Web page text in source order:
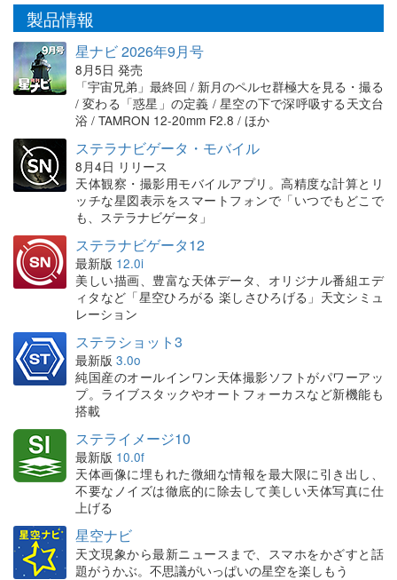
製品情報
星ナビ 2026年9月号
8月5日 発売
「宇宙兄弟」最終回 / 新月のペルセ群極大を見る・撮る
/ 変わる「惑星」の定義 / 星空の下で深呼吸する天文台
浴 / TAMRON 12-20mm F2.8 / ほか
ステラナビゲータ・モバイル
8月4日 リリース
天体観察・撮影用モバイルアプリ。高精度な計算とリ
ッチな星図表示をスマートフォンで「いつでもどこで
も、ステラナビゲータ」
ステラナビゲータ12
最新版 12.0i
美しい描画、豊富な天体データ、オリジナル番組エデ
ィタなど「星空ひろがる 楽しさひろげる」天文シミュ
レーション
ステラショット3
最新版 3.0o
純国産のオールインワン天体撮影ソフトがパワーアッ
プ。ライブスタックやオートフォーカスなど新機能も
搭載
ステライメージ10
最新版 10.0f
天体画像に埋もれた微細な情報を最大限に引き出し、
不要なノイズは徹底的に除去して美しい天体写真に仕
上げる
星空ナビ
天文現象から最新ニュースまで、スマホをかざすと話
題がうかぶ。不思議がいっぱいの星空を楽しもう